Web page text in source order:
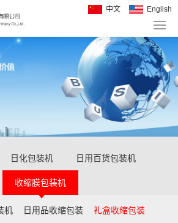
中文 English
日化包装机 日用百货包装机
收缩膜包装机
机 日用品收缩包装
礼盒收缩包装